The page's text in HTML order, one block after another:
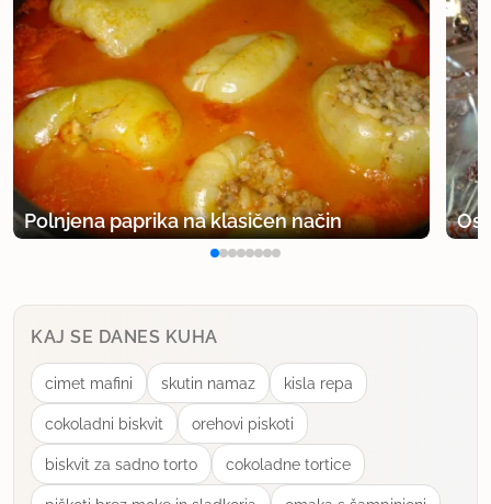
Polnjena paprika na klasičen način
KAJ SE DANES KUHA
cimet mafini skutin namaz kisla repa
cokoladni biskvit orehovi piskoti
biskvit za sadno torto cokoladne tortice